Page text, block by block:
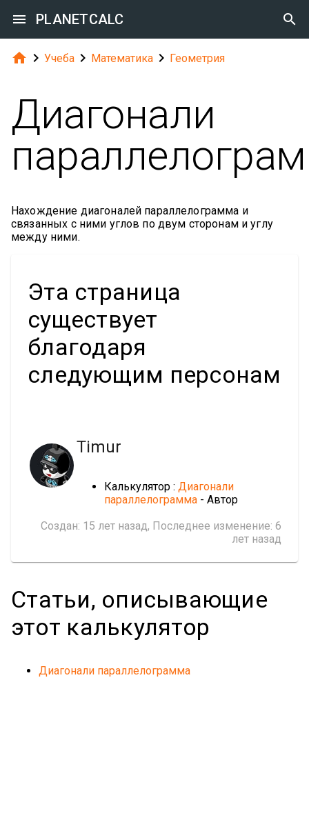
 PLANETCALC 
  Учеба  Математика  Геометрия
Диагонали
Нахождение диагоналей параллелограмма и
связанных с ними углов по двум сторонам и углу
между ними.
Эта страница
существует
благодаря
следующим персонам
Timur
Калькулятор : Диагонали
параллелограмма - Автор
Создан: 15 лет назад, Последнее изменение: 6
лет назад
Статьи, описывающие
этот калькулятор
Диагонали параллелограмма